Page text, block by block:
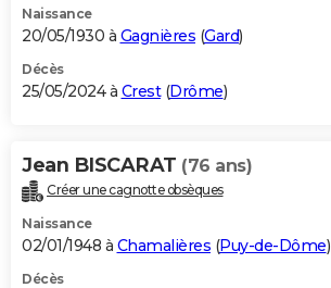
Naissance
20/05/1930 à Gagnières (Gard)
Décès
25/05/2024 à Crest(Drôme)
Jean BISCARAT (76 ans)
Créer une cagnotte obsèques
Naissance
02/01/1948 à Chamalières (Puy-de-Dôme)
Décès